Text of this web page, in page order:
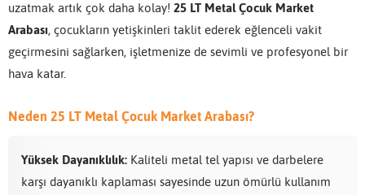
uzatmak artık çok daha kolay! 25 LT Metal Çocuk Market
Arabası, çocukların yetişkinleri taklit ederek eğlenceli vakit
geçirmesini sağlarken, işletmenize de sevimli ve profesyonel bir
hava katar.
Neden 25 LT Metal Çocuk Market Arabası?
Yüksek Dayanıklılık: Kaliteli metal tel yapısı ve darbelere
karşı dayanıklı kaplaması sayesinde uzun ömürlü kullanım